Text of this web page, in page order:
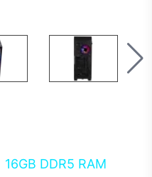
16GB DDR5 RAM